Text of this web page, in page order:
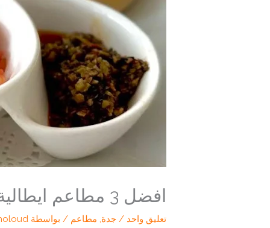
افضل 3 مطاعم ايطالية جدة | تجربة فاخرة لعشاق المذاق الإيطالي الأصيل
تعليق واحد /جدة, مطاعم / بواسطة